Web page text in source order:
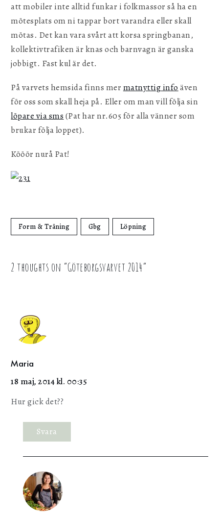
att mobiler inte alltid funkar i folkmassor så ha en
mötesplats om ni tappar bort varandra eller skall
mötas. Det kan vara svårt att korsa springbanan,
kollektivtrafiken är knas och barnvagn är ganska
jobbigt. Fast kul är det.
På varvets hemsida finns mer matnyttig info även
för oss som skall heja på. Eller om man vill följa sin
löpare via sms (Pat har nr.605 för alla vänner som
brukar följa loppet).
Kööör nurå Pat!
Form & Träning Gbg Löpning
2 thoughts on “Göteborgsvarvet 2014”
Maria
18 maj, 2014 kl. 00:35
Hur gick det??
Svara